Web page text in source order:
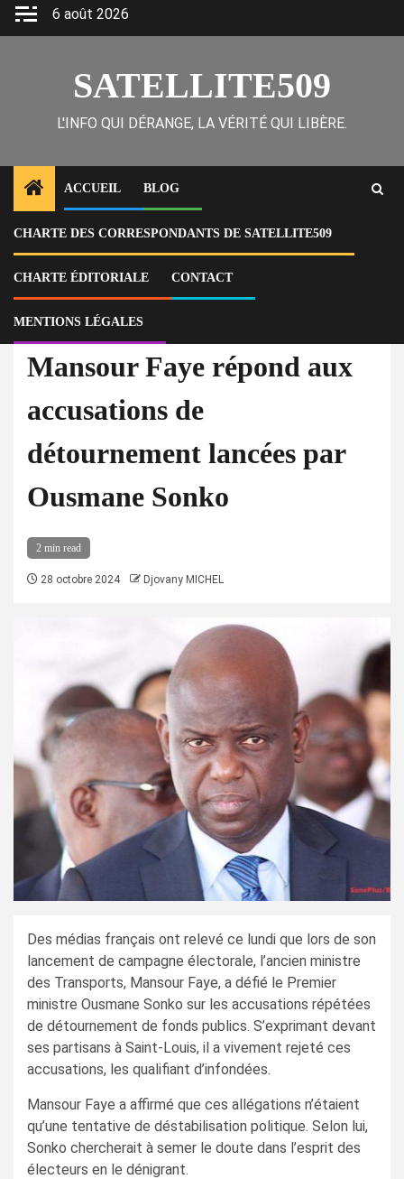
Skip
6 août 2026
SATELLITE509
L'INFO QUI DÉRANGE, LA VÉRITÉ QUI LIBÈRE.
ACCUEIL BLOG
CHARTE DES CORRESPONDANTS DE SATELLITE509
CHARTE ÉDITORIALE CONTACT
MENTIONS LÉGALES
Home
Actu
Mansour Faye répond aux accusations de détournement lancées par
Ousmane Sonko
À la Une Actu
Mansour Faye répond aux
accusations de
détournement lancées par
Ousmane Sonko
2 min read
28 octobre 2024 Djovany MICHEL
Des médias français ont relevé ce lundi que lors de son
lancement de campagne électorale, l’ancien ministre
des Transports, Mansour Faye, a défié le Premier
ministre Ousmane Sonko sur les accusations répétées
de détournement de fonds publics. S’exprimant devant
ses partisans à Saint-Louis, il a vivement rejeté ces
accusations, les qualifiant d’infondées.
Mansour Faye a affirmé que ces allégations n’étaient
qu’une tentative de déstabilisation politique. Selon lui,
Sonko chercherait à semer le doute dans l’esprit des
électeurs en le dénigrant.